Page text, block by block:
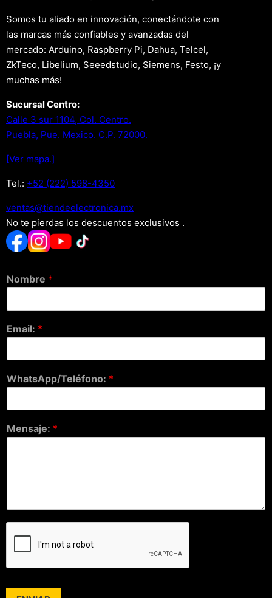
Somos tu aliado en innovación, conectándote con
las marcas más confiables y avanzadas del
mercado: Arduino, Raspberry Pi, Dahua, Telcel,
ZkTeco, Libelium, Seeedstudio, Siemens, Festo, ¡y
muchas más!
Sucursal Centro:
Calle 3 sur 1104, Col. Centro.
Puebla, Pue. Mexico. C.P. 72000.
[Ver mapa.]
Tel.: +52 (222) 598-4350
xm.acinortceleedneit@satnev
No te pierdas los descuentos exclusivos .
Nombre *
Email: *
WhatsApp/Teléfono: *
Mensaje: *